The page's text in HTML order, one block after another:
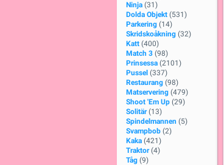
Ninja (31)
Dolda Objekt (531)
Parkering (14)
Skridskoåkning (32)
Katt (400)
Match 3 (98)
Prinsessa (2101)
Pussel (337)
Restaurang (98)
Matservering (479)
Shoot 'Em Up (29)
Solitär (13)
Spindelmannen (5)
Svampbob (2)
Kaka (421)
Traktor (4)
Tåg (9)